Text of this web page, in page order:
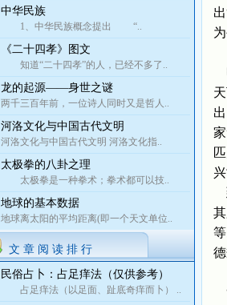
中华民族
1、中华民族概念提出 “..
《二十四孝》图文
知道“二十四孝”的人，已经不多了..
龙的起源——身世之谜
两千三百年前，一位诗人同时又是哲人..
河洛文化与中国古代文明
河洛文化与中国古代文明 河洛文化指..
太极拳的八卦之理
太极拳是一种拳术；拳术都可以技..
地球的基本数据
地球离太阳的平均距离(即一个天文单位..
文 章 阅 读 排 行
民俗占卜：占足痒法（仅供参考）
占足痒法（以足面、趾底奇痒而卜） ..